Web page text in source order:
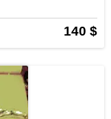
140 $